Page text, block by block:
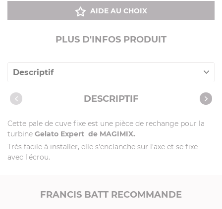
AIDE AU CHOIX
PLUS D'INFOS PRODUIT
Descriptif
Caractéristiques DESCRIPTIF
Cette pale de cuve fixe est une pièce de rechange pour la
turbine Gelato Expert de MAGIMIX.
Très facile à installer, elle s'enclanche sur l'axe et se fixe
avec l'écrou.
FRANCIS BATT RECOMMANDE